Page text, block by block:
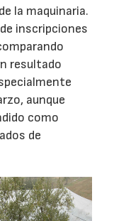
la maquinaria.
inscripciones
resultado
aunque
como
de